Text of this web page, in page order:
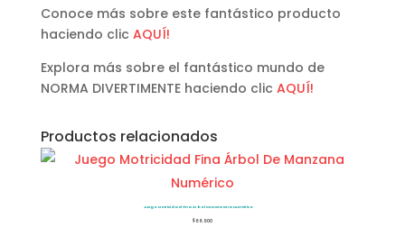
Conoce más sobre este fantástico producto
haciendo clic AQUÍ!
Explora más sobre el fantástico mundo de
NORMA DIVERTIMENTE haciendo clic AQUÍ!
Productos relacionados
Juego Motricidad Fina Árbol De Manzana Numérico
$66.900